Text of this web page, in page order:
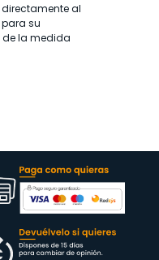
al
su
la medida